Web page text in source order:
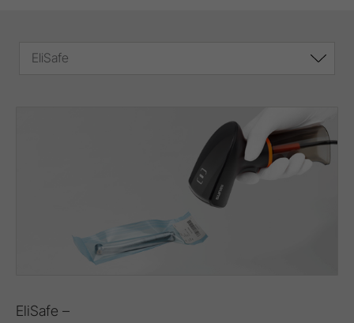
EliSafe
EliSafe –